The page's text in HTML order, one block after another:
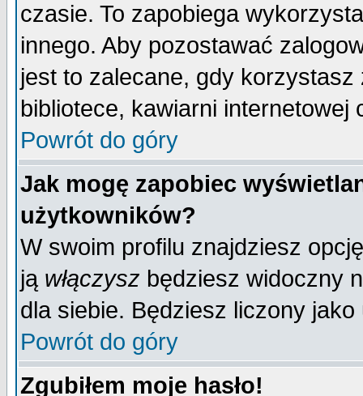
czasie. To zapobiega
innego. Aby pozostawać
jest to zalecane, gdy
bibliotece, kawiarni internetowej
Powrót do góry
Jak mogę zapobiec
użytkowników?
W swoim profilu znajdziesz
ją włączysz będziesz widoczny
dla siebie. Będziesz liczony
Powrót do góry
Zgubiłem moje hasło!